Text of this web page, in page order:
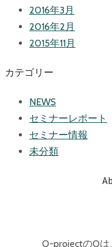
2016年3月
2016年2月
2015年11月
カテゴリー
NEWS
セミナーレポート
セミナー情報
未分類
O-projectのOは